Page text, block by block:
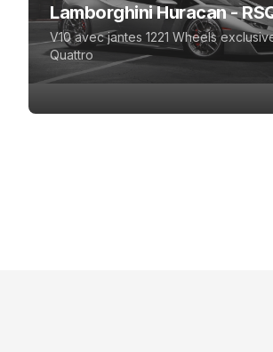
Lamborghini Huracan -
V10 avec jantes 1221 Wheels
Quattro